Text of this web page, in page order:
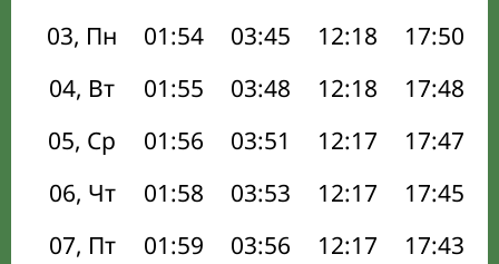
03, Пн
01:54 03:45 12:18 17:50
04, Вт
01:55 03:48 12:18 17:48
05, Ср
01:56 03:51 12:17 17:47
06, Чт
01:58 03:53 12:17 17:45
07, Пт
01:59 03:56 12:17 17:43